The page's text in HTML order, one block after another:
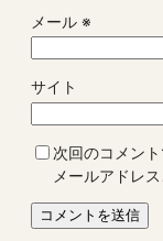
メール ※
サイト
次回のコメン
メールアドレ